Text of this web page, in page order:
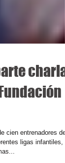
charla,
cien entrenadores de